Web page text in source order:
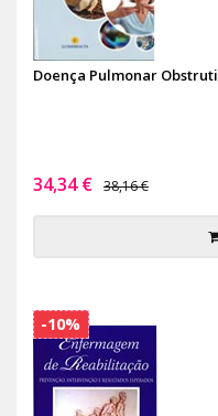
Doença Pulmonar
34,34 € 38,16 €
-10%